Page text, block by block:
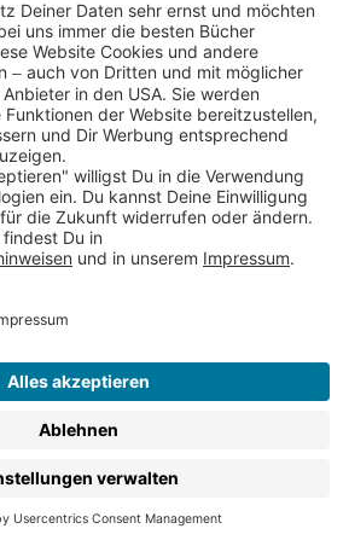
(Affiliate)
ab 9,00 € Bestellwert innerhalb
innerhalb Deutschlands